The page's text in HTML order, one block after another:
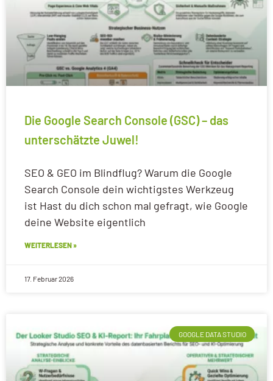
Die Google Search Console (GSC) – das
unterschätzte Juwel!
SEO & GEO im Blindflug? Warum die Google
Search Console dein wichtigstes Werkzeug
ist Hast du dich schon mal gefragt, wie Google
deine Website eigentlich
WEITERLESEN »
17. Februar 2026
GOOGLE DATA STUDIO